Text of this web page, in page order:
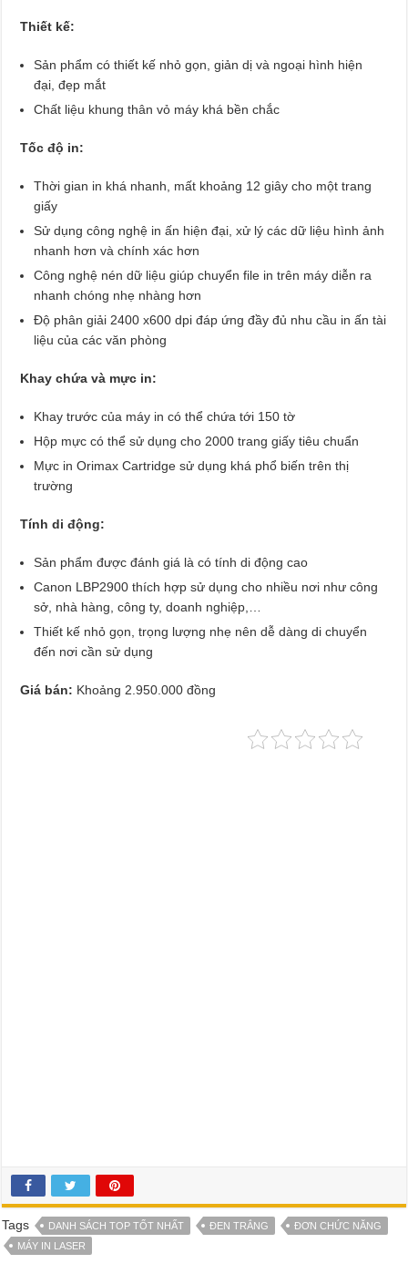
Thiết kế:
Sản phẩm có thiết kế nhỏ gọn, giản dị và ngoại hình hiện
đại, đẹp mắt
Chất liệu khung thân vỏ máy khá bền chắc
Tốc độ in:
Thời gian in khá nhanh, mất khoảng 12 giây cho một trang
giấy
Sử dụng công nghệ in ấn hiện đại, xử lý các dữ liệu hình ảnh
nhanh hơn và chính xác hơn
Công nghệ nén dữ liệu giúp chuyển file in trên máy diễn ra
nhanh chóng nhẹ nhàng hơn
Độ phân giải 2400 x600 dpi đáp ứng đầy đủ nhu cầu in ấn tài
liệu của các văn phòng
Khay chứa và mực in:
Khay trước của máy in có thể chứa tới 150 tờ
Hộp mực có thể sử dụng cho 2000 trang giấy tiêu chuẩn
Mực in Orimax Cartridge sử dụng khá phổ biến trên thị
trường
Tính di động:
Sản phẩm được đánh giá là có tính di động cao
Canon LBP2900 thích hợp sử dụng cho nhiều nơi như công
sở, nhà hàng, công ty, doanh nghiệp,…
Thiết kế nhỏ gọn, trọng lượng nhẹ nên dễ dàng di chuyển
đến nơi cần sử dụng
Giá bán: Khoảng 2.950.000 đồng
Tags DANH SÁCH TOP TỐT NHẤT ĐEN TRẮNG
ĐƠN CHỨC NĂNG
MÁY IN LASER